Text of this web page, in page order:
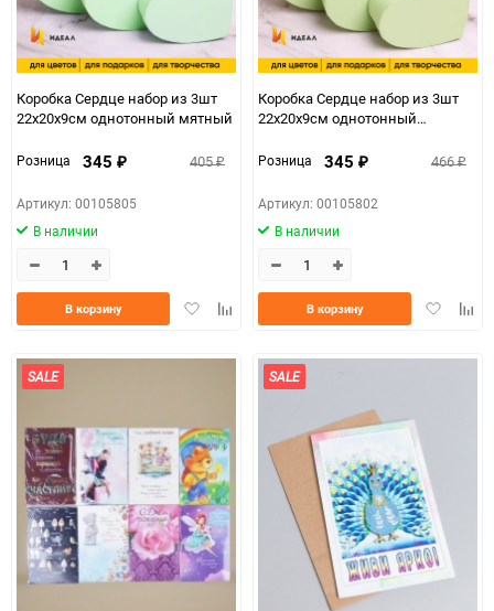
Коробка Сердце набор из 3шт
22х20х9см однотонный мятный
Розница 345 ₽ 405₽
Артикул: 00105805
В наличии
ДобавитьДобавить
В корзину
Коробка Сердце набор из 3шт
22х20х9см однотонный
Розница 345 ₽ 466₽
Артикул: 00105802
В наличии
Добавить
В корзину
SALE SALE